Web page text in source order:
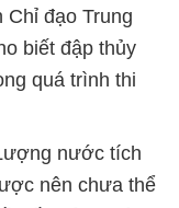
đạo Trung
biết đập thủy
quá trình thi
nước tích
nên chưa thể